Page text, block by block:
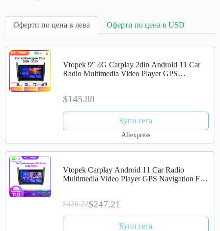
Оферти по цена в лева Оферти по цена в USD
Vtopek 9" 4G Carplay 2din Android 11 Car
Radio Multimedia Video Player GPS
$145.88
Купи сега
Aliexpress
Vtopek Carplay Android 11 Car Radio
Multimedia Video Player GPS Navigation For
$426.22$247.21
Купи сега